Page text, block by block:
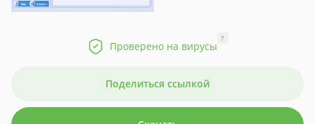
Проверено на вирусы
?
Поделиться ссылкой